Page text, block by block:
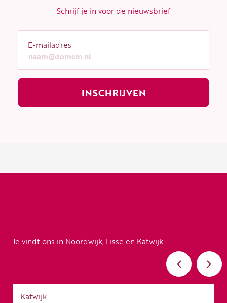
Schrijf je in voor de nieuwsbrief
E-mailadres
INSCHRIJVEN
Je vindt ons in Noordwijk, Lisse en Katwijk
Katwijk